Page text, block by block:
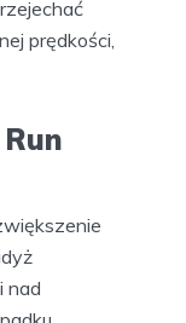
prędkości,
nad